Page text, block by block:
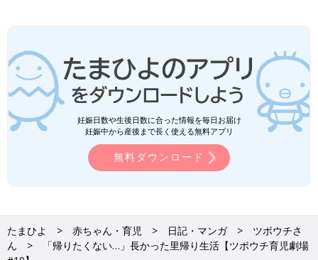
妊娠日数や生後日数に合った情報を毎日お届け
妊娠中から産後まで長く使える無料アプリ
無料ダウンロード
たまひよ 赤ちゃん・育児 日記・マンガ
ツボウチさ
ん
「帰りたくない…」長かった里帰り生活【ツボウチ育児劇場